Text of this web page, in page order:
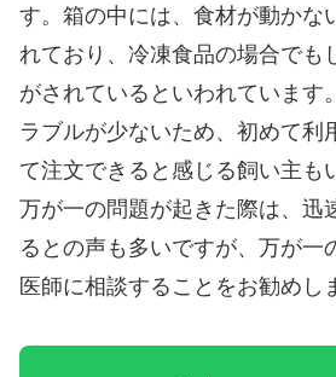
す。箱の中には、食材が動かな
れており、冷凍食品の場合でも
がされているといわれています
ラブルが少ないため、初めて利
て注文できると感じる飼い主も
万が一の問題が起きた際は、迅
るとの声も多いですが、万が一
医師に相談することをお勧めし